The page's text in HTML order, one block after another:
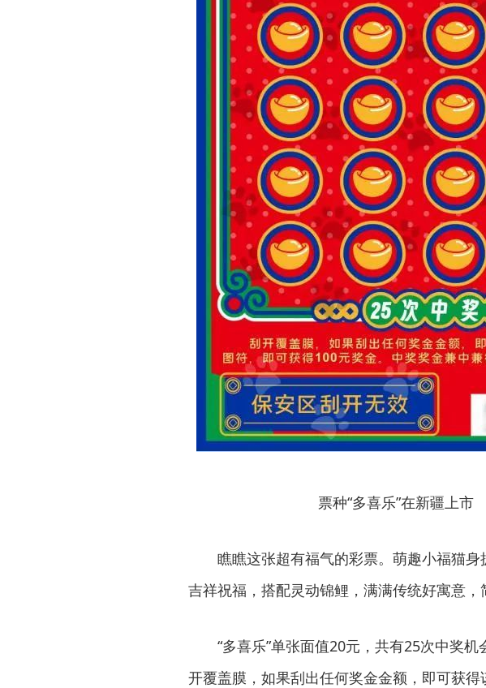
票种“多喜乐”在新疆上市
瞧瞧这张超有福气的彩票。萌趣小福猫身
吉祥祝福，搭配灵动锦鲤，满满传统好寓意，
“多喜乐”单张面值20元，共有25次中奖
开覆盖膜，如果刮出任何奖金金额，即可获